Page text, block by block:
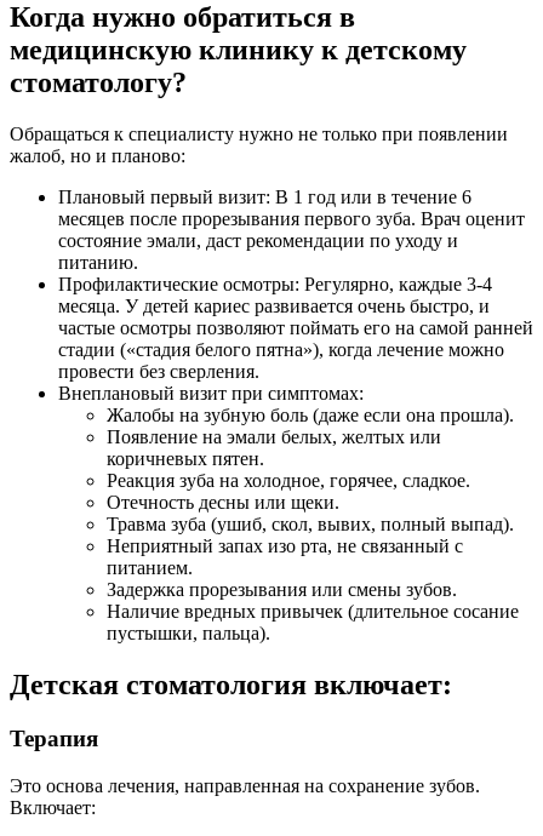
Когда нужно обратиться в
медицинскую клинику к детскому
стоматологу?
Обращаться к специалисту нужно не только при появлении
жалоб, но и планово:
Плановый первый визит: В 1 год или в течение 6
месяцев после прорезывания первого зуба. Врач оценит
состояние эмали, даст рекомендации по уходу и
питанию.
Профилактические осмотры: Регулярно, каждые 3-4
месяца. У детей кариес развивается очень быстро, и
частые осмотры позволяют поймать его на самой ранней
стадии («стадия белого пятна»), когда лечение можно
провести без сверления.
Внеплановый визит при симптомах:
Жалобы на зубную боль (даже если она прошла).
Появление на эмали белых, желтых или
коричневых пятен.
Реакция зуба на холодное, горячее, сладкое.
Отечность десны или щеки.
Травма зуба (ушиб, скол, вывих, полный выпад).
Неприятный запах изо рта, не связанный с
питанием.
Задержка прорезывания или смены зубов.
Наличие вредных привычек (длительное сосание
пустышки, пальца).
Детская стоматология включает:
Терапия
Это основа лечения, направленная на сохранение зубов.
Включает: